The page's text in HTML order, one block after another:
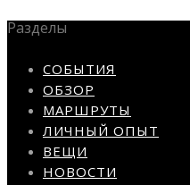
Разделы
СОБЫТИЯ
ОБЗОР
МАРШРУТЫ
ЛИЧНЫЙ ОПЫТ
ВЕЩИ
НОВОСТИ